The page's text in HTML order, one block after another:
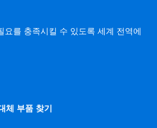
를 충족시킬 수 있도록 세계 전역에
체 부품 찾기